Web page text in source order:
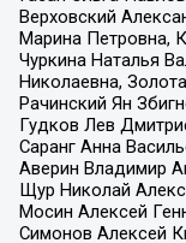
Верховский
Марина Петровна,
Чуркина Наталья
Николаевна,
Рачинский Ян
Гудков Лев
Саранг Анна
Аверин Владимир
Щур Николай
Мосин Алексей
Симонов Алексей